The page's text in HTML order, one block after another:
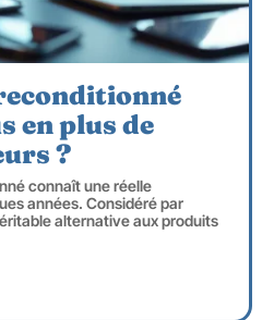
en plus de
?
connaît une réelle
années. Considéré par
alternative aux produits